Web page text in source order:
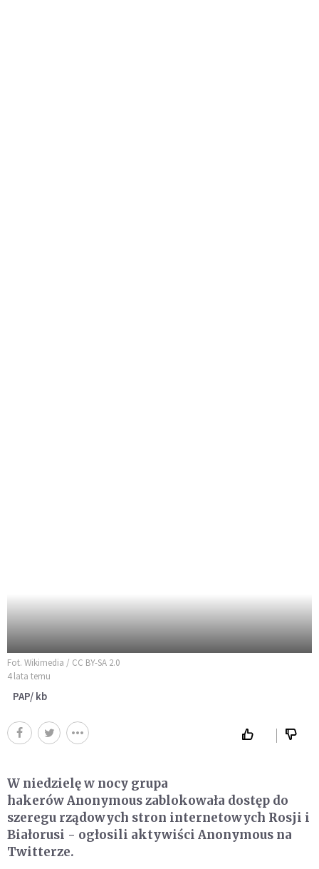
Fot. Wikimedia / CC BY-SA 2.0
4 lata temu
PAP/ kb
W niedzielę w nocy grupa
hakerów Anonymous zablokowała dostęp do
szeregu rządowych stron internetowych Rosji i
Białorusi - ogłosili aktywiści Anonymous na
Twitterze.